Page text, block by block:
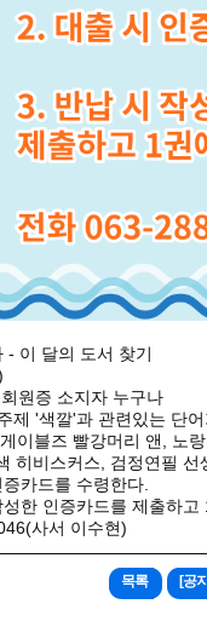
- 이 달의 도서 찾기
원증 소지자 누구나
제 '색깔'과 관련있는 단
빨강머리 앤, 노랑 나
스, 검정연필 선
드를 수령한다.
증카드를 제출하고 1
사서 이수현)
목록 [공